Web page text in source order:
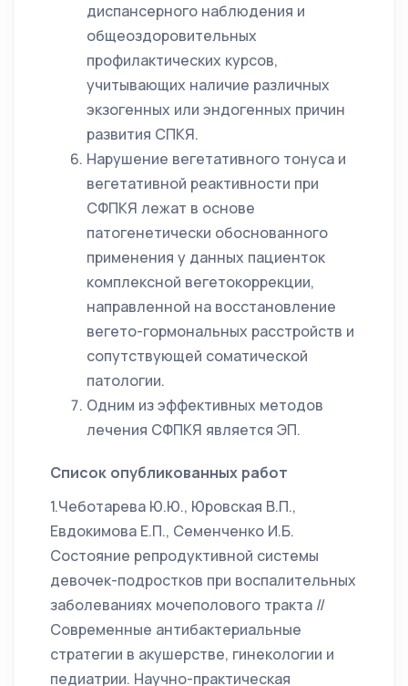
диспансерного наблюдения и
общеоздоровительных
профилактических курсов,
учитывающих наличие различных
экзогенных или эндогенных причин
развития СПКЯ.
Нарушение вегетативного тонуса и
вегетативной реактивности при
СФПКЯ лежат в основе
патогенетически обоснованного
применения у данных пациенток
комплексной вегетокоррекции,
направленной на восстановление
вегето-гормональных расстройств и
сопутствующей соматической
патологии.
Одним из эффективных методов
лечения СФПКЯ является ЭП.
Список опубликованных работ
1.Чеботарева Ю.Ю., Юровская В.П.,
Евдокимова Е.П., Семенченко И.Б.
Состояние репродуктивной системы
девочек-подростков при воспалительных
заболеваниях мочеполового тракта //
Современные антибактериальные
стратегии в акушерстве, гинекологии и
педиатрии. Научно-практическая